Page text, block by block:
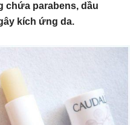
chứa parabens, dầu
kích ứng da.